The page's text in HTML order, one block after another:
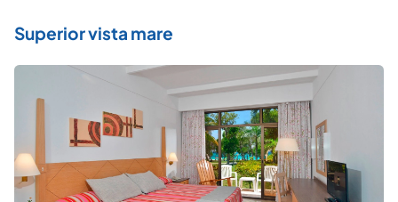
Superior vista mare